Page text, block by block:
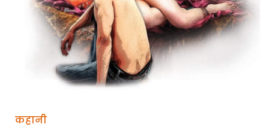
कहानी